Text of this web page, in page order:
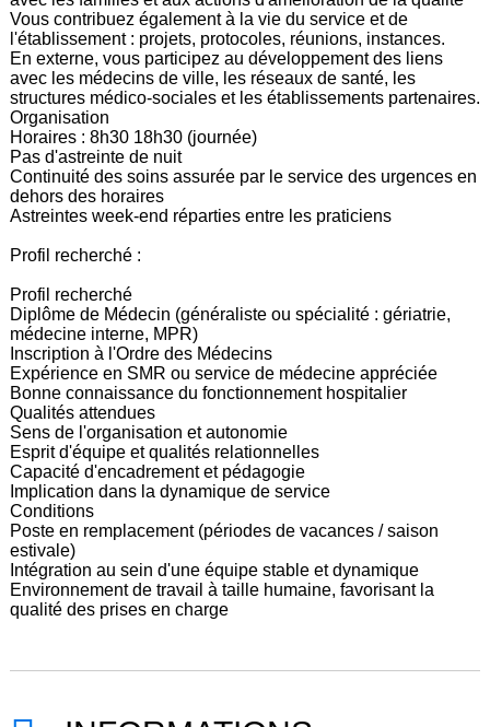
Vous contribuez également à la vie du service et de
l'établissement : projets, protocoles, réunions, instances.
En externe, vous participez au développement des liens
avec les médecins de ville, les réseaux de santé, les
structures médico-sociales et les établissements partenaires.
Organisation
Horaires : 8h30 18h30 (journée)
Pas d'astreinte de nuit
Continuité des soins assurée par le service des urgences en
dehors des horaires
Astreintes week-end réparties entre les praticiens
Profil recherché :
Profil recherché
Diplôme de Médecin (généraliste ou spécialité : gériatrie,
médecine interne, MPR)
Inscription à l'Ordre des Médecins
Expérience en SMR ou service de médecine appréciée
Bonne connaissance du fonctionnement hospitalier
Qualités attendues
Sens de l'organisation et autonomie
Esprit d'équipe et qualités relationnelles
Capacité d'encadrement et pédagogie
Implication dans la dynamique de service
Conditions
Poste en remplacement (périodes de vacances / saison
estivale)
Intégration au sein d'une équipe stable et dynamique
Environnement de travail à taille humaine, favorisant la
qualité des prises en charge